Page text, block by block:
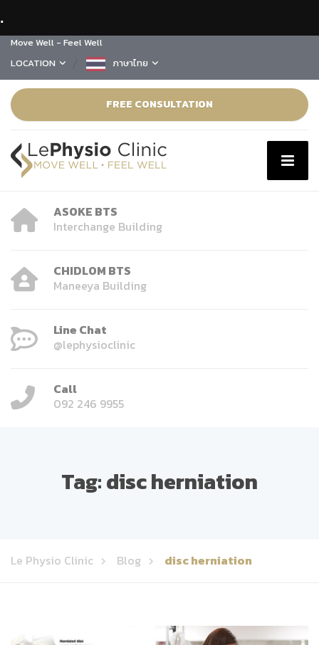
Move Well - Feel Well
LOCATION
ภาษาไทย
FREE CONSULTATION
ASOKE BTS
Interchange Building
CHIDLOM BTS
Maneeya Building
Line Chat
@lephysioclinic
Call
092 246 9955
Tag:disc herniation
Le Physio Clinic Blog disc herniation
.